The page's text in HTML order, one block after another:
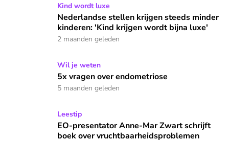
Nederlandse stellen krijgen steeds minder kinderen: 'Kind
Kind wordt luxe
Nederlandse stellen krijgen steeds minder
kinderen: 'Kind krijgen wordt bijna luxe'
2 maanden geleden
5x vragen over endometriose
Wil je weten
5x vragen over endometriose
5 maanden geleden
EO-presentator Anne-Mar Zwart schrijft boek over
Leestip
EO-presentator Anne-Mar Zwart schrijft
boek over vruchtbaarheidsproblemen